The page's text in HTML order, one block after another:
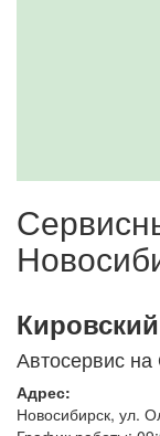
Автосервис
Адрес:
Новосибирск, ул.